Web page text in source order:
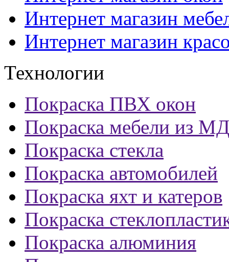
Интернет магазин
Интернет магазин
Технологии
Покраска ПВХ окон
Покраска мебели из
Покраска стекла
Покраска автомобилей
Покраска яхт и катеров
Покраска
Покраска алюминия